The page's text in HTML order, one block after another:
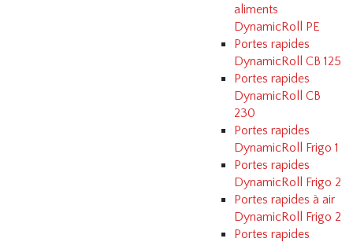
aliments
DynamicRoll PE
Portes rapides
DynamicRoll CB 125
Portes rapides
DynamicRoll CB
230
Portes rapides
DynamicRoll Frigo 1
Portes rapides
DynamicRoll Frigo 2
Portes rapides à air
DynamicRoll Frigo 2
Portes rapides